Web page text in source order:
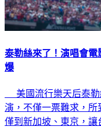
泰勒絲來了！演唱會
美國流行樂天后泰勒
演，不僅一票難求，所